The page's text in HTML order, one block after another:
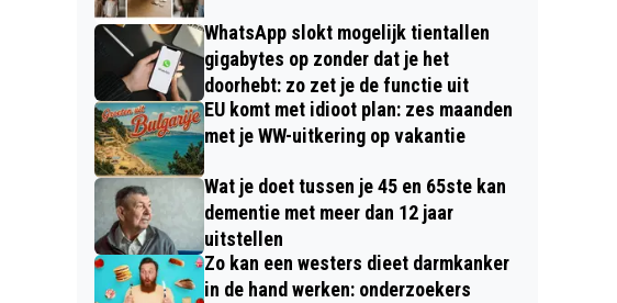
WhatsApp slokt mogelijk tientallen
gigabytes op zonder dat je het
doorhebt: zo zet je de functie uit
EU komt met idioot plan: zes maanden
met je WW-uitkering op vakantie
Wat je doet tussen je 45 en 65ste kan
dementie met meer dan 12 jaar
uitstellen
Zo kan een westers dieet darmkanker
in de hand werken: onderzoekers